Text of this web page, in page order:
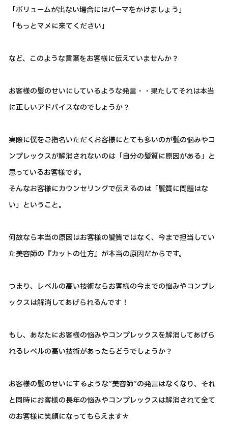
「ボリュームが出ない場合にはパーマをかけましょう」
「もっとマメに来てください」
など、このような言葉をお客様に伝えていませんか？
お客様の髪のせいにしているような発言・・果たしてそれは本当
に正しいアドバイスなのでしょうか？
実際に僕をご指名いただくお客様にとても多いのが髪の悩みやコ
ンプレックスが解消されないのは「自分の髪質に原因がある」と
思っているお客様です。
そんなお客様にカウンセリングで伝えるのは「髪質に問題はな
い」ということ。
何故なら本当の原因はお客様の髪質ではなく、今まで担当してい
た美容師の『カットの仕方』が本当の原因だからです。
つまり、レベルの高い技術ならお客様の今までの悩みやコンプレ
ックスは解消してあげられるんです！
もし、あなたにお客様の悩みやコンプレックスを解消してあげら
れるレベルの高い技術があったらどうでしょうか？
お客様の髪のせいにするような”美容師”の発言はなくなり、それ
と同時にお客様の長年の悩みやコンプレックスは解消されて全て
のお客様に笑顔になってもらえます＊